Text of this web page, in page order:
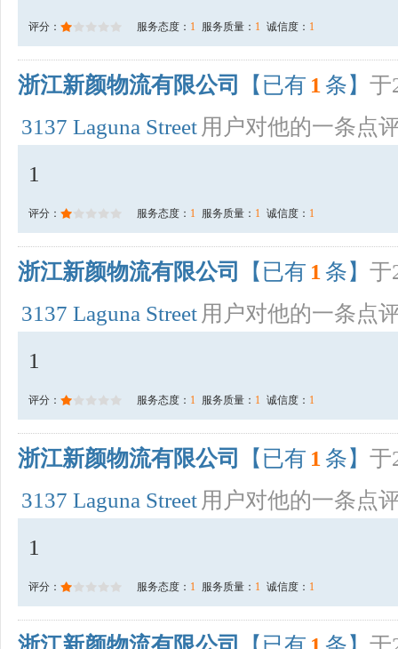
评分： 服务态度： 1 服务质量： 1 诚信度： 1
浙江新颜物流有限公司 【已有 1 条】 于
3137 Laguna Street 用户对他的一条点
1
评分： 服务态度： 1 服务质量： 1 诚信度： 1
浙江新颜物流有限公司 【已有 1 条】 于
3137 Laguna Street 用户对他的一条点
1
评分： 服务态度： 1 服务质量： 1 诚信度： 1
浙江新颜物流有限公司 【已有 1 条】 于
3137 Laguna Street 用户对他的一条点
1
评分： 服务态度： 1 服务质量： 1 诚信度： 1